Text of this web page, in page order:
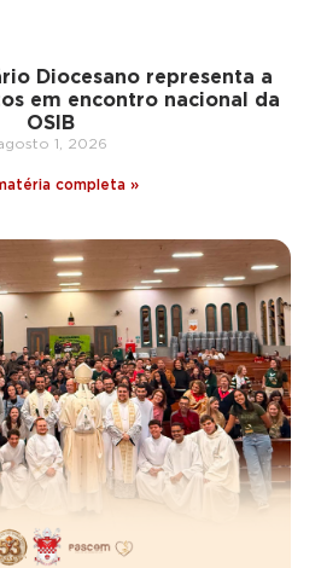
Diocesano representa a
em encontro nacional da
OSIB
1, 2026
completa »